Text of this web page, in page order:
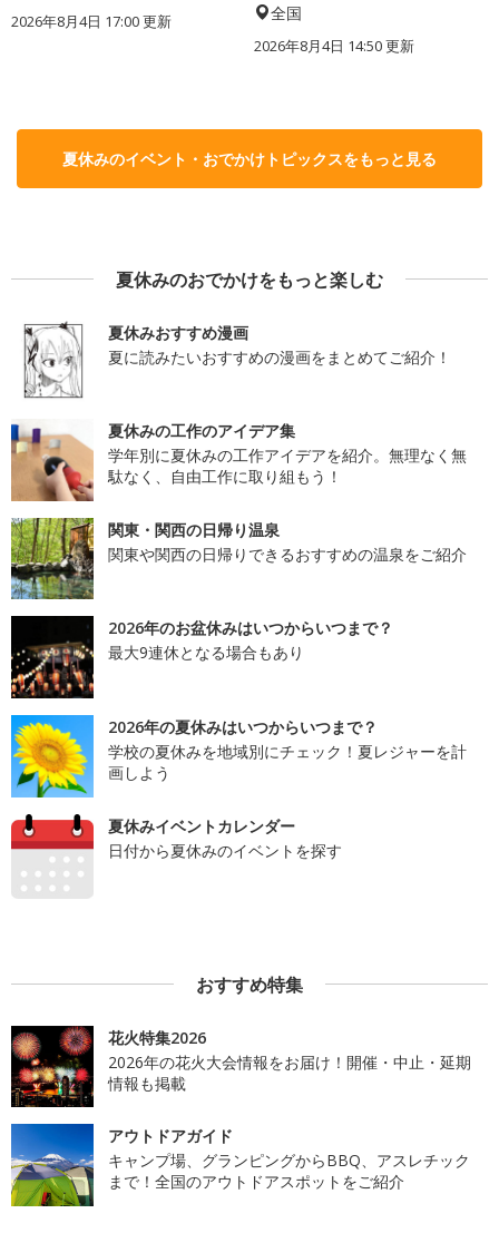
2026年8月4日 17:00更新 全国
2026年8月4日 14:50更新
夏休みのイベント・おでかけトピックスをもっと見る
夏休みのおでかけをもっと楽しむ
夏休みおすすめ漫画
夏に読みたいおすすめの漫画をまとめてご紹介！
夏休みの工作のアイデア集
学年別に夏休みの工作アイデアを紹介。無理なく無
駄なく、自由工作に取り組もう！
関東・関西の日帰り温泉
関東や関西の日帰りできるおすすめの温泉をご紹介
2026年のお盆休みはいつからいつまで？
最大9連休となる場合もあり
2026年の夏休みはいつからいつまで？
学校の夏休みを地域別にチェック！夏レジャーを計
画しよう
夏休みイベントカレンダー
日付から夏休みのイベントを探す
おすすめ特集
花火特集2026
2026年の花火大会情報をお届け！開催・中止・延期
情報も掲載
アウトドアガイド
キャンプ場、グランピングからBBQ、アスレチック
まで！全国のアウトドアスポットをご紹介